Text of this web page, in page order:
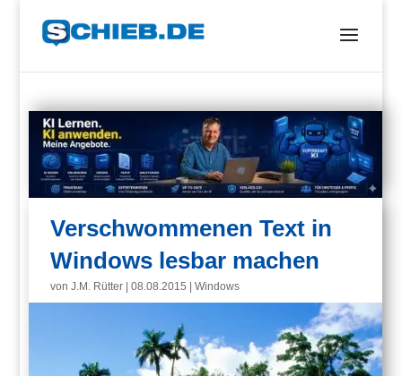
Verschwommenen Text in
Windows lesbar machen
vonJ.M. Rütter |08.08.2015 |Windows